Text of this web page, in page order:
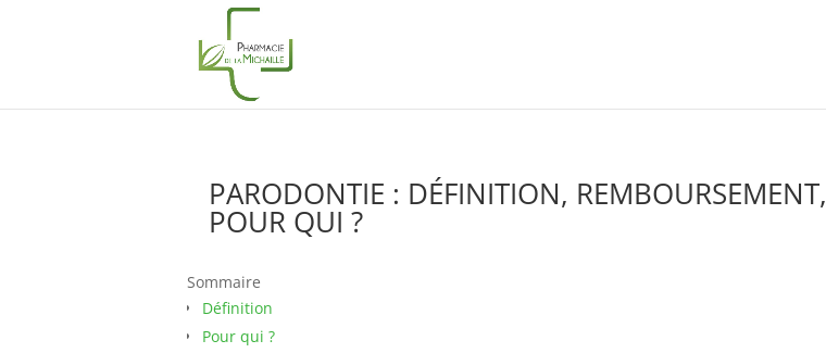
PARODONTIE : DÉFINITION, REMBOURSEMENT,
POUR QUI ?
Sommaire
Définition
Pour qui ?